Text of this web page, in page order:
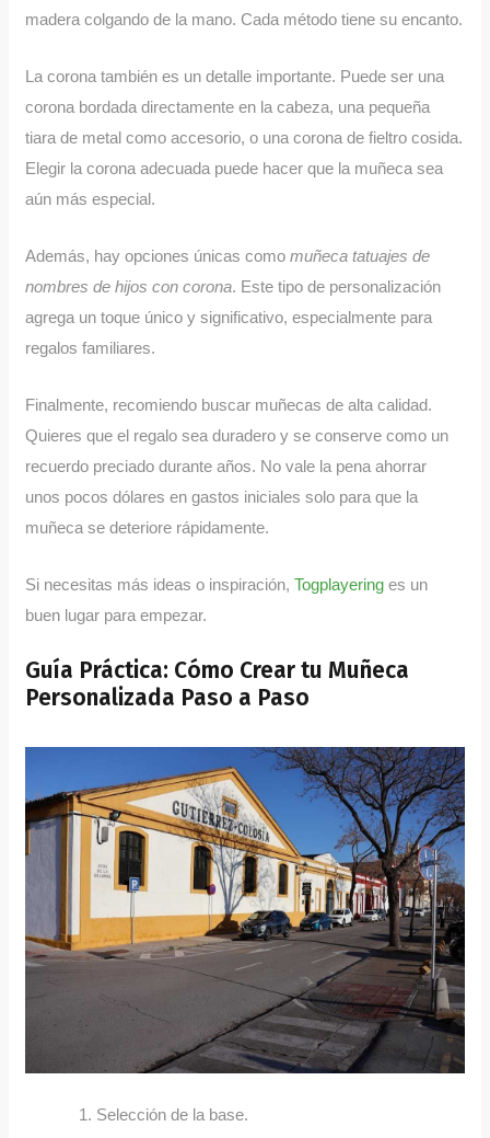
madera colgando de la mano. Cada método tiene su encanto.
La corona también es un detalle importante. Puede ser una
corona bordada directamente en la cabeza, una pequeña
tiara de metal como accesorio, o una corona de fieltro cosida.
Elegir la corona adecuada puede hacer que la muñeca sea
aún más especial.
Además, hay opciones únicas comomuñeca tatuajes de
nombres de hijos con corona. Este tipo de personalización
agrega un toque único y significativo, especialmente para
regalos familiares.
Finalmente, recomiendo buscar muñecas de alta calidad.
Quieres que el regalo sea duradero y se conserve como un
recuerdo preciado durante años. No vale la pena ahorrar
unos pocos dólares en gastos iniciales solo para que la
muñeca se deteriore rápidamente.
Si necesitas más ideas o inspiración,Togplayering es un
buen lugar para empezar.
Guía Práctica: Cómo Crear tu Muñeca
Personalizada Paso a Paso
Selección de la base.